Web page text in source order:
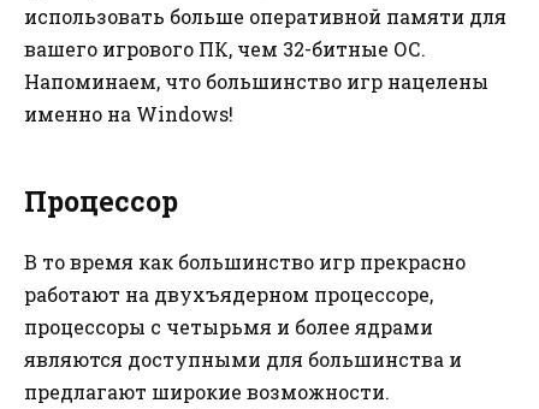
использовать больше оперативной памяти для
вашего игрового ПК, чем 32-битные ОС.
Напоминаем, что большинство игр нацелены
именно на Windows!
Процессор
В то время как большинство игр прекрасно
работают на двухъядерном процессоре,
процессоры с четырьмя и более ядрами
являются доступными для большинства и
предлагают широкие возможности.